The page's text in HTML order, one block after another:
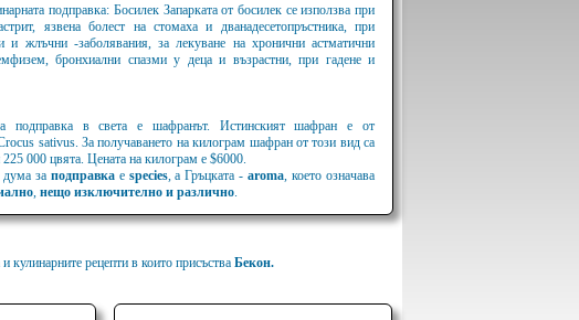
подправка: Босилек Запарката от босилек се използва при
язвена болест на стомаха и дванадесетопръстника, при
и жлъчни -заболявания, за лекуване на хронични астматични
бронхиални спазми у деца и възрастни, при гадене и
подправка в света е шафранът. Истинският шафран е от
sativus. За получаването на килограм шафран от този вид са
000 цвята. Цената на килограм е $6000.
дума за подправкае species, а Гръцката -aroma, което означава
, нещо изключително и различно.
кулинарните рецепти в които присъства Бекон.